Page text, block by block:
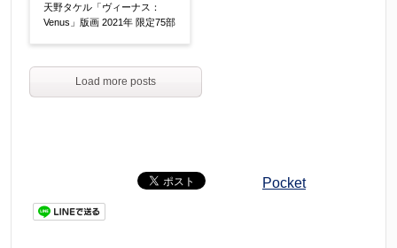
天野タケル「ヴィーナス：
Venus」版画 2021年 限定75部
Load more posts
Pocket